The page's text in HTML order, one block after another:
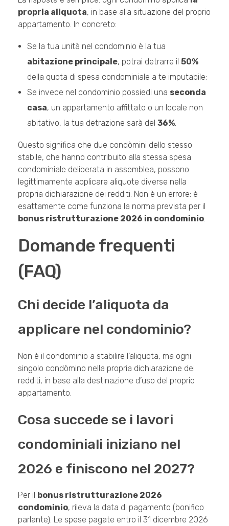
propria aliquota, in base alla situazione del proprio
appartamento. In concreto:
Se la tua unità nel condominio è la tua
abitazione principale, potrai detrarre il 50%
della quota di spesa condominiale a te imputabile;
Se invece nel condominio possiedi una seconda
casa, un appartamento affittato o un locale non
abitativo, la tua detrazione sarà del 36%.
Questo significa che due condòmini dello stesso
stabile, che hanno contribuito alla stessa spesa
condominiale deliberata in assemblea, possono
legittimamente applicare aliquote diverse nella
propria dichiarazione dei redditi. Non è un errore: è
esattamente come funziona la norma prevista per il
bonus ristrutturazione 2026 in condominio
Domande frequenti
(FAQ)
Chi decide l’aliquota da
applicare nel condominio?
Non è il condominio a stabilire l’aliquota, ma ogni
singolo condòmino nella propria dichiarazione dei
redditi, in base alla destinazione d’uso del proprio
appartamento.
Cosa succede se i lavori
condominiali iniziano nel
2026 e finiscono nel 2027?
Per il bonus ristrutturazione 2026
condominio, rileva la data di pagamento (bonifico
parlante). Le spese pagate entro il 31 dicembre 2026